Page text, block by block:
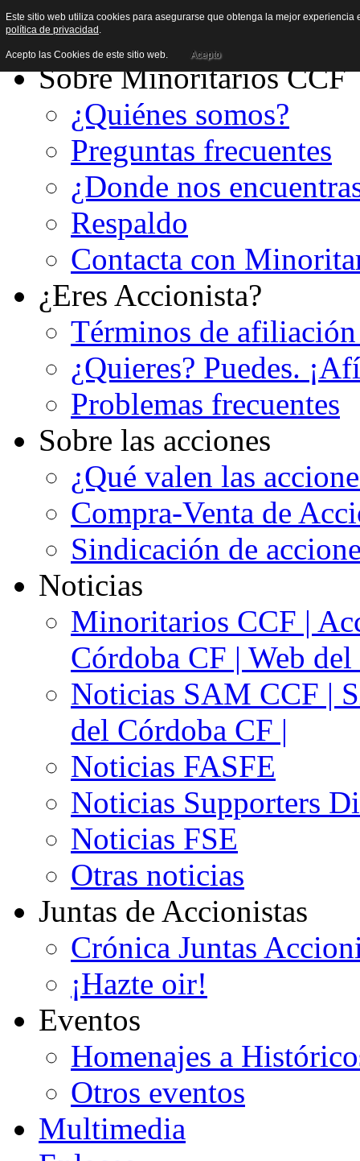
Sobre Minoritarios CCF
¿Quiénes somos?
Preguntas frecuentes
¿Donde nos
Respaldo
Contacta con
¿Eres Accionista?
Términos de
¿Quieres? Puedes.
Problemas frecuentes
Sobre las acciones
¿Qué valen las
Compra-Venta de
Sindicación de
Noticias
Minoritarios CCF |
Córdoba CF | Web
Noticias SAM CCF |
del Córdoba CF |
Noticias FASFE
Noticias Supporters
Noticias FSE
Otras noticias
Juntas de Accionistas
Crónica Juntas
¡Hazte oir!
Eventos
Homenajes a
Otros eventos
Multimedia
Este sitio web utiliza cookies para asegurarse que obtenga la mejor
política de privacidad .
Acepto las Cookies de este sitio web. Acepto